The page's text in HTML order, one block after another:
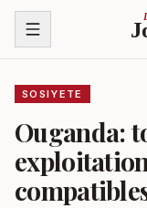
Ja ku biri muri
SOSIYETE
Ouganda: